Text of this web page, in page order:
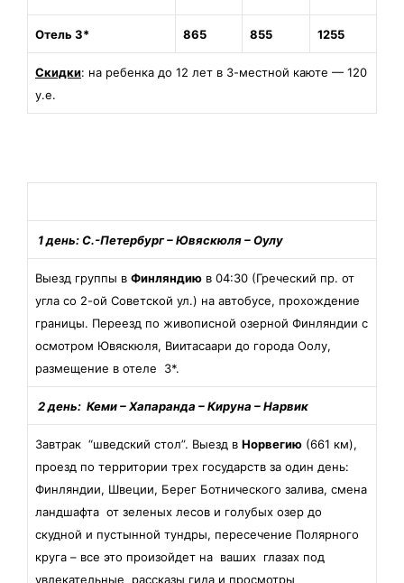
Отель 3* 865 855 1255
Скидки: на ребенка до 12 лет в 3-местной каюте — 120
у.е.
1 день: С.-Петербург– Ювяскюля – Оулу
Выезд группы в Финляндию в 04:30 (Греческий пр. от
угла со 2-ой Советской ул.) на автобусе, прохождение
границы. Переезд по живописной озерной Финляндии с
осмотром Ювяскюля, Виитасаари до города Оолу,
размещение в отеле 3*.
2 день: Кеми – Хапаранда – Кируна – Нарвик
Завтрак “шведский стол”. Выезд в Норвегию (661 км),
проезд по территории трех государств за один день:
Финляндии, Швеции, Берег Ботнического залива, смена
ландшафта от зеленых лесов и голубых озер до
скудной и пустынной тундры, пересечение Полярного
круга – все это произойдет на ваших глазах под
увлекательные рассказы гида и просмотры